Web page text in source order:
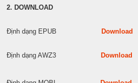
2. DOWNLOAD
Định dạng EPUBDownload
Định dạng AWZ3Download